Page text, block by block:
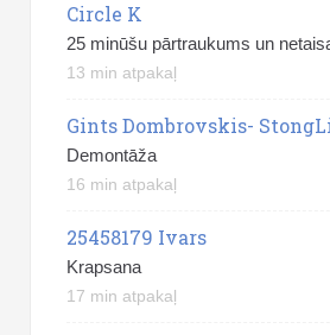
Circle K
25 minūšu pārtraukums un
13 min atpakaļ
Gints Dombrovskis-
Demontāža
16 min atpakaļ
25458179 Ivars
Krapsana
17 min atpakaļ